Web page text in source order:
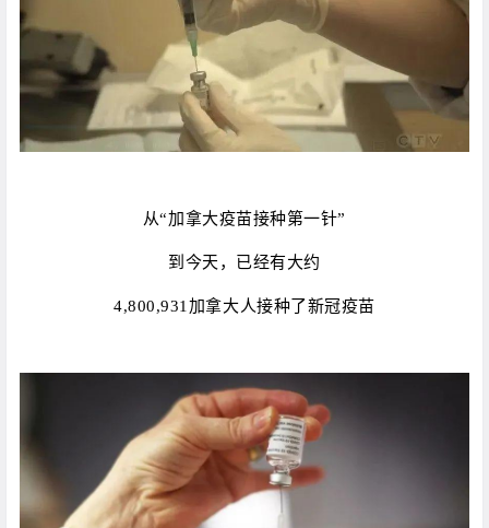
从“加拿大疫苗接种第一针”
到今天，已经有大约
4,800,931加拿大人接种了新冠疫苗